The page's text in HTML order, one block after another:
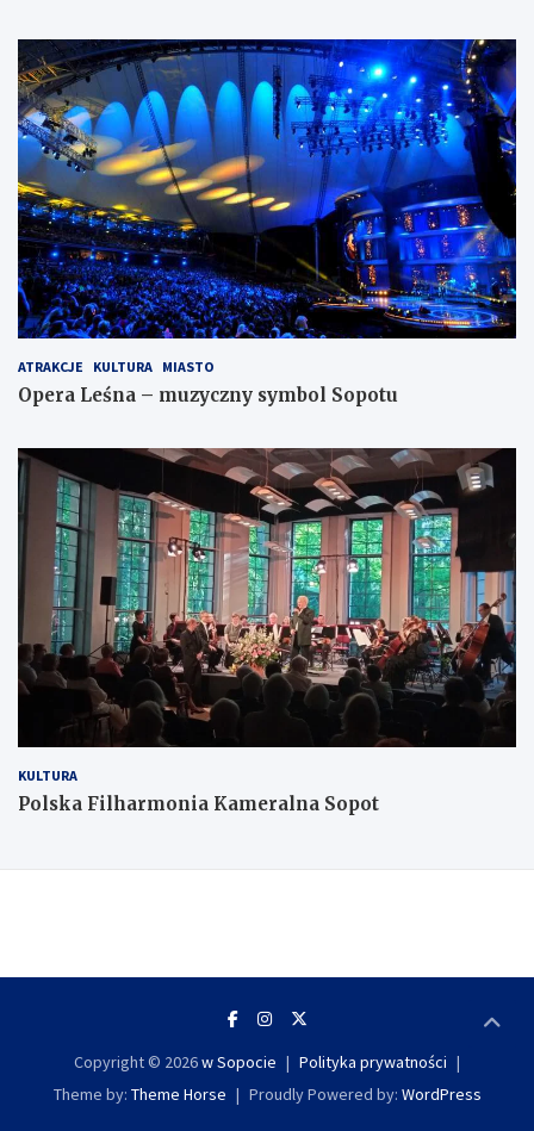
ATRAKCJE KULTURA MIASTO
Opera Leśna – muzyczny symbol Sopotu
KULTURA
Polska Filharmonia Kameralna Sopot
Copyright © 2026w Sopocie
Polityka prywatności
Theme by: Theme Horse Proudly Powered by: WordPress